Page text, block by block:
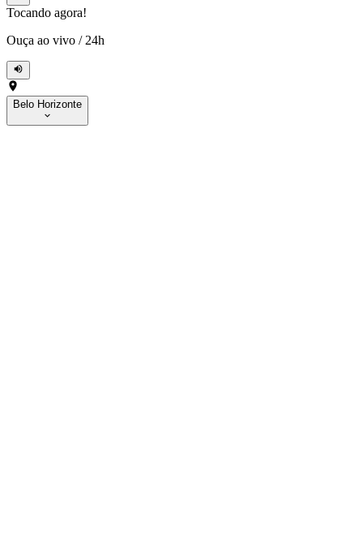
Tocando agora!
Ouça ao vivo / 24h
Belo Horizonte